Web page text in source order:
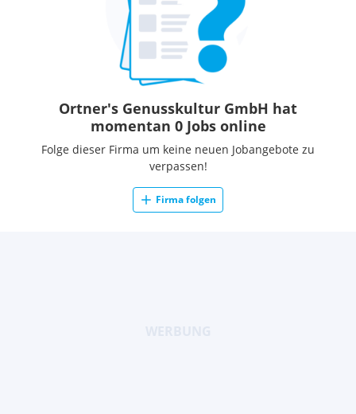
Ortner's Genusskultur GmbH hat
momentan 0 Jobs online
Folge dieser Firma um keine neuen Jobangebote zu
verpassen!
Firma folgen